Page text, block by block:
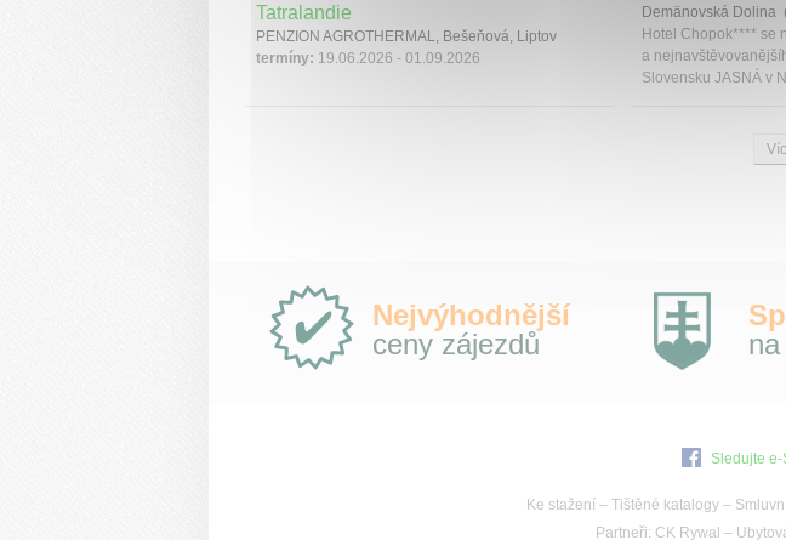
Tatralandie
PENZION AGROTHERMAL, Bešeňová, Liptov
termíny: 19.06.2026 - 01.09.2026
Demänovská Dolina
Hotel Chopok**** se
a
Slovensku JASNÁ v
Proč
e-
Slovensko.cz?
Nejvýhodnější
ceny zájezdů
Sledujte
Ke stažení– Tištěné katalogy–
Partneři: CK Rywal –